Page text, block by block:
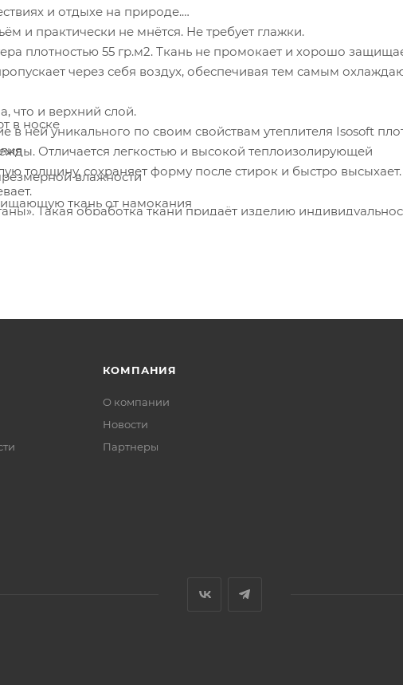
и отдыхе на природе.
и практически не мнётся. Не требует глажки.
плотностью 55 гр.м2. Ткань не промокает и хорошо
через себя воздух, обеспечивая тем самым
что и верхний слой.
в ней уникального по своим свойствам утеплителя Isosoft
Отличается легкостью и высокой теплоизолирующей
толщину, сохраняет форму после стирок и быстро
Такая обработка ткани придаёт изделию
утеплитель внутри.
в носке
влажности
ткань от намокания
глажки
КОМПАНИЯ
О компании
Новости
Партнеры